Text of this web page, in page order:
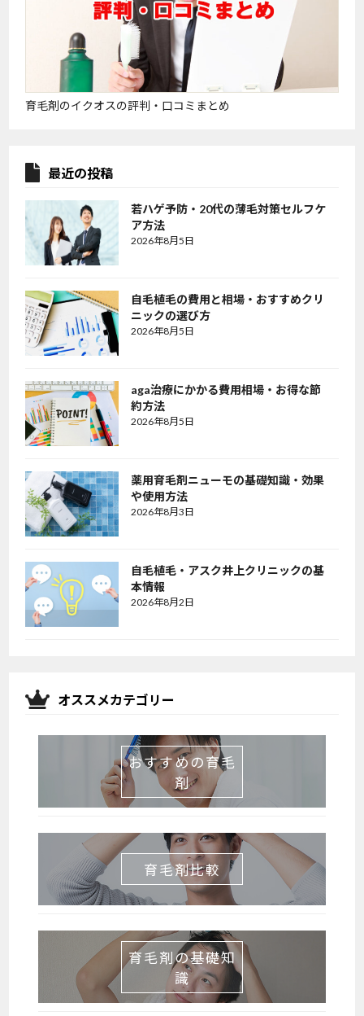
育毛剤のイクオスの評判・口コミまとめ
最近の投稿
若ハゲ予防・20代の薄毛対策セルフケ
ア方法
2026年8月5日
自毛植毛の費用と相場・おすすめクリ
ニックの選び方
2026年8月5日
aga治療にかかる費用相場・お得な節
約方法
2026年8月5日
薬用育毛剤ニューモの基礎知識・効果
や使用方法
2026年8月3日
自毛植毛・アスク井上クリニックの基
本情報
2026年8月2日
オススメカテゴリー
おすすめの育毛
剤
育毛剤比較
育毛剤の基礎知
識